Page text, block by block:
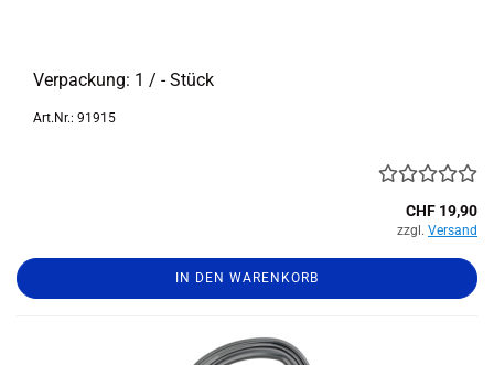
Ver­pa­ckung: 1 / - Stück
Art.Nr.: 91915
CHF 19,90
zzgl. Versand
IN DEN WARENKORB